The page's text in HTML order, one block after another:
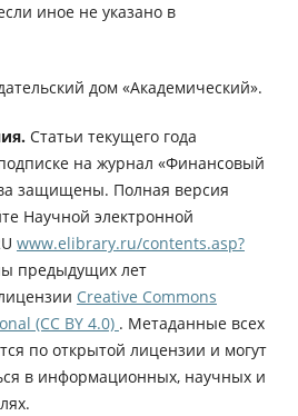
иное не указано в
дом «Академический».
Статьи текущего года
на журнал «Финансовый
защищены. Полная версия
Научной электронной
www.elibrary.ru/contents.asp?
предыдущих лет
Creative Commons
(CC BY 4.0) . Метаданные всех
по открытой лицензии и могут
в информационных, научных и